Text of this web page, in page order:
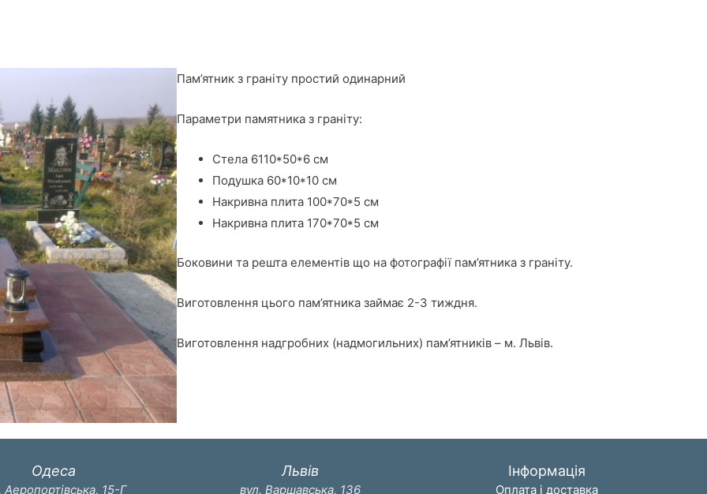
Пам’ятник з граніту простий одинарний
Параметри памятника з граніту:
Стела 6110*50*6 см
Подушка 60*10*10 см
Накривна плита 100*70*5 см
Накривна плита 170*70*5 см
Боковини та решта елементів що на фотографії пам’ятника з граніту.
Виготовлення цього пам’ятника займає 2-3 тиждня.
Виготовлення надгробних (надмогильних) пам’ятників – м. Львів.
Одеса
Аеропортівська, 15-Г
Львів
вул. Варшавська, 136
Інформація
Оплата і доставка